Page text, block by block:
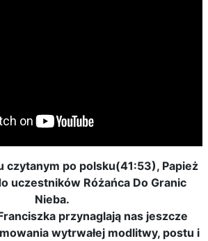
czytanym po polsku(41:53), Papież
uczestników Różańca Do Granic
Nieba.
przynaglają nas jeszcze
wytrwałej modlitwy, postu i